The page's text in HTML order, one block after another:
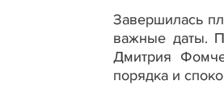
Завершилась
важные даты.
Дмитрия
порядка и